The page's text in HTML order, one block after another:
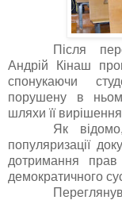
Після
Андрій Кінаш
спонукаючи
порушену в
шляхи її
Як
популяризації
дотримання
демократичного